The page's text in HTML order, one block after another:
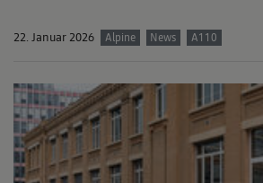
22. Januar 2026 Alpine News A110